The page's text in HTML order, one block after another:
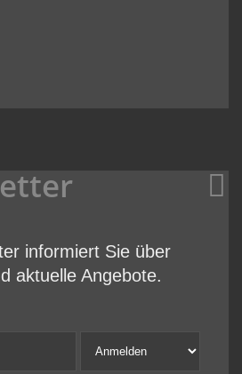
informiert Sie über
aktuelle Angebote.